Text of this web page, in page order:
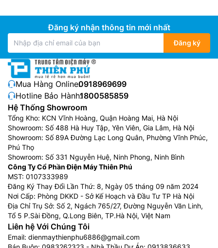
Đăng ký nhận thông tin mới nhất
Đăng ký
Mua Hàng Online:0918969699
Hotline Bảo Hành:1800585859
Hệ Thống Showroom
Tổng Kho: KCN Vĩnh Hoàng, Quận Hoàng Mai, Hà Nội
Showroom: Số 488 Hà Huy Tập, Yên Viên, Gia Lâm, Hà Nội
Showroom: Số 89A Đường Lạc Long Quân, Phường Vĩnh Phúc,
Phú Thọ
Showroom: Số 331 Nguyễn Huệ, Ninh Phong, Ninh Bình
Công Ty Cổ Phần Điện Máy Thiên Phú
MST: 0107333989
Đăng Ký Thay Đổi Lần Thứ: 8, Ngày 05 tháng 09 năm 2024
Nơi Cấp: Phòng DKKD - Sở Kế Hoạch và Đầu Tư TP Hà Nội
Địa Chỉ Trụ Sở: Số 2, Ngách 765/27, Đường Nguyễn Văn Linh,
Tổ 5 P.Sài Đồng, Q.Long Biên, TP.Hà Nội, Việt Nam
Liên hệ Với Chúng Tôi
Email: dienmaythienphu6886@gmail.com